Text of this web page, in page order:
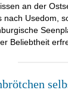
an der
nach Usedom,
Beliebtheit